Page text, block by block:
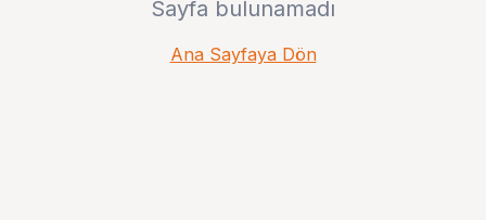
Sayfa bulunamadı
Ana Sayfaya Dön